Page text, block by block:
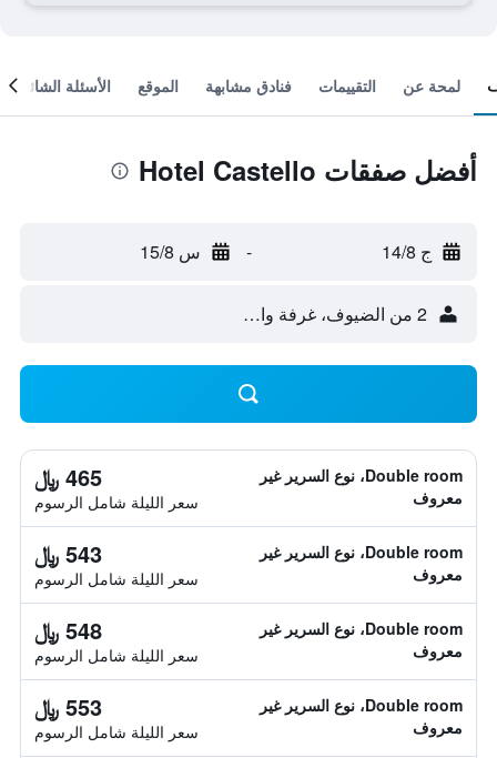
لمحة عن التقييمات فنادق مشابهة الموقع الأسئلة الشائعة
أفضل صفقات Hotel Castello
ج 14/8 - س 15/8
2 من الضيوف، غرفة واحدة
Double room، نوع السرير غير
معروف
465 ﷼
سعر الليلة شامل الرسوم
Double room، نوع السرير غير
معروف
543 ﷼
سعر الليلة شامل الرسوم
Double room، نوع السرير غير
معروف
548 ﷼
سعر الليلة شامل الرسوم
Double room، نوع السرير غير
معروف
553 ﷼
سعر الليلة شامل الرسوم